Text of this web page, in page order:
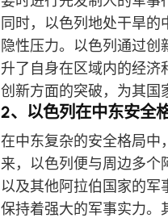
同时，以色列地处干旱
隐性压力。以色列通过
升了自身在区域内的经济
创新方面的突破，为其国
2、以色列在中东安全
在中东复杂的安全格局中
来，以色列便与周边多个
以及其他阿拉伯国家的
保持着强大的军事实力。